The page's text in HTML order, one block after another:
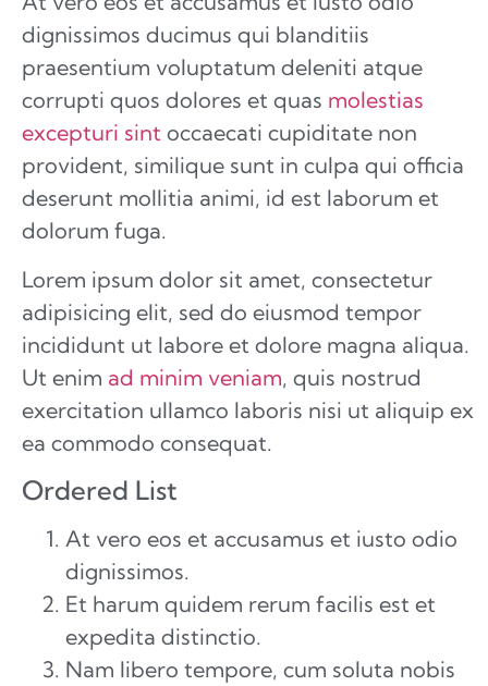
dignissimos ducimus qui blanditiis
praesentium voluptatum deleniti atque
corrupti quos dolores et quas molestias
excepturi sint occaecati cupiditate non
provident, similique sunt in culpa qui officia
deserunt mollitia animi, id est laborum et
dolorum fuga.
Lorem ipsum dolor sit amet, consectetur
adipisicing elit, sed do eiusmod tempor
incididunt ut labore et dolore magna aliqua.
Ut enim ad minim veniam, quis nostrud
exercitation ullamco laboris nisi ut aliquip ex
ea commodo consequat.
Ordered List
At vero eos et accusamus et iusto odio
dignissimos.
Et harum quidem rerum facilis est et
expedita distinctio.
Nam libero tempore, cum soluta nobis